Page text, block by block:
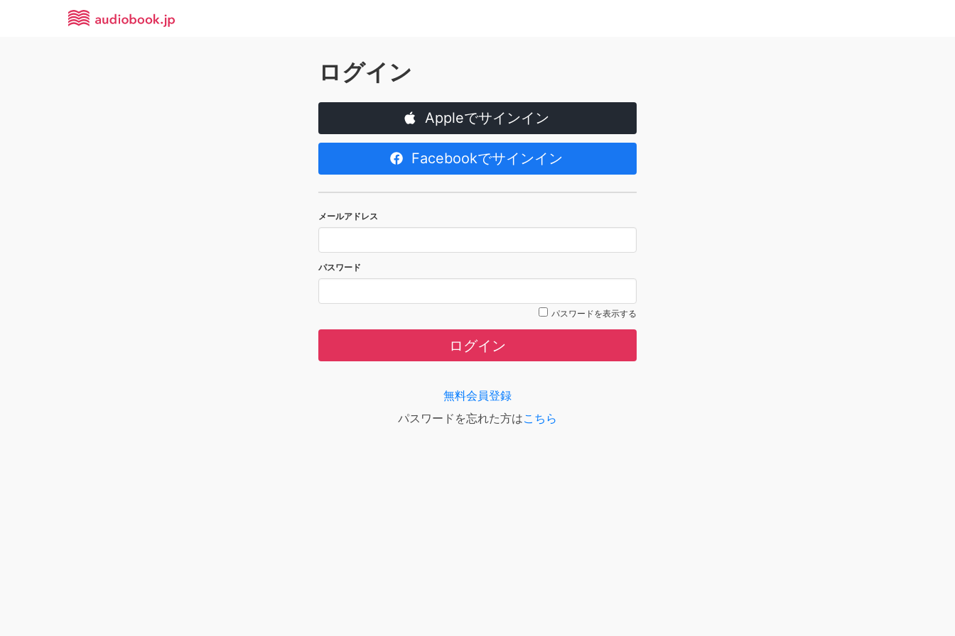
ログイン
Appleでサインイン
Facebookでサインイン
メールアドレス
パスワード
パスワードを表示する
ログイン
無料会員登録
パスワードを忘れた方はこちら